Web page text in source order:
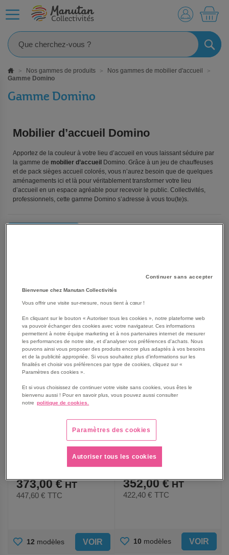
Nos gammes de produits
Nos gammes de mobilier d'accueil
Gamme Domino
Gamme Domino
Mobilier d’accueil Domino
Apportez de la couleur à votre lieu d’accueil en vous laissant séduire par
la gamme de mobilier d’accueil Domino. Grâce à un jeu de chauffeuses
et de pack sièges accueil colorés, vous n’aurez besoin que de quelques
aménagements ici et là pour véritablement transformer votre lieu
d’accueil en un espace agréable pour recevoir le public. Collectivités,
professionnels, cette gamme Domino s’adresse à vous tou(te)s.
Grille Liste
Sièges accueil Domino
Urban - Manutan Expert
373,00 €
447,60 € TTC
AJOUTER
12 modèles VOIR
Chauffeuse accueil Domino
- Manutan Expert
352,00 €
422,40 € TTC
AJOUTER
10 modèles VOIR
Continuer sans accepter
Bienvenue chez Manutan Collectivités
Vous offrir une visite sur-mesure, nous tient à cœur !
En cliquant sur le bouton « Autoriser tous les cookies », notre plateforme web
va pouvoir échanger des cookies avec votre navigateur. Ces informations
permettent à notre équipe marketing et à nos partenaires internet de mesurer
les performances de notre site, et d'analyser vos préférences d'achats. Nous
pouvons ainsi vous proposer des produits encore plus adaptés à vos besoins
et de la publicité appropriée. Si vous souhaitez plus d'informations sur les
finalités et choisir vos préférences par type de cookies, cliquez sur «
Paramètres des cookies ».
Et si vous choisissez de continuer votre visite sans cookies, vous êtes le
bienvenu aussi ! Pour en savoir plus, vous pouvez aussi consulter
notre politique de cookies.
Paramètres des cookies
Autoriser tous les cookies